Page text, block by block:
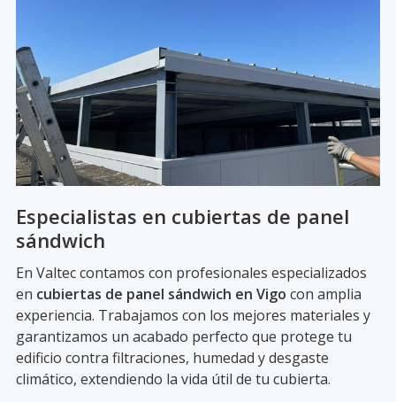
Especialistas en cubiertas de panel
sándwich
En Valtec contamos con profesionales especializados
en cubiertas de panel sándwich en Vigo con amplia
experiencia. Trabajamos con los mejores materiales y
garantizamos un acabado perfecto que protege tu
edificio contra filtraciones, humedad y desgaste
climático, extendiendo la vida útil de tu cubierta.